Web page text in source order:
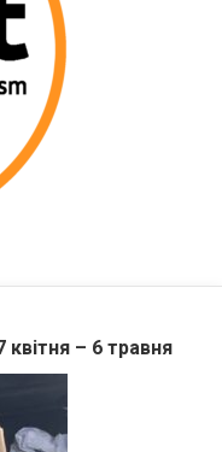
– 6 травня